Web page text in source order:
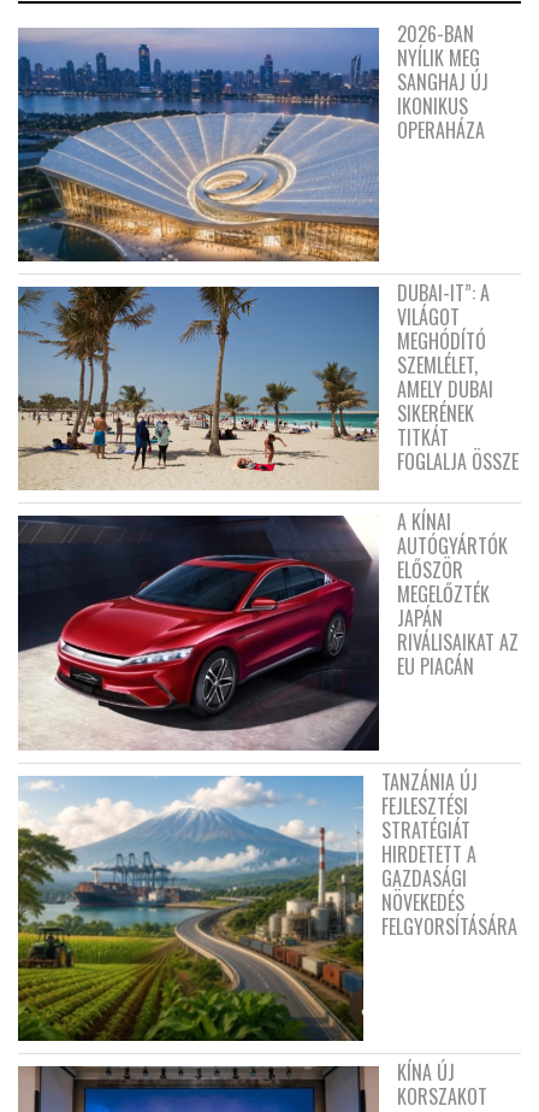
2026-BAN
NYÍLIK MEG
SANGHAJ ÚJ
IKONIKUS
OPERAHÁZA
DUBAI-IT”: A
VILÁGOT
MEGHÓDÍTÓ
SZEMLÉLET,
AMELY DUBAI
SIKERÉNEK
TITKÁT
FOGLALJA ÖSSZE
A KÍNAI
AUTÓGYÁRTÓK
ELŐSZÖR
MEGELŐZTÉK
JAPÁN
RIVÁLISAIKAT AZ
EU PIACÁN
TANZÁNIA ÚJ
FEJLESZTÉSI
STRATÉGIÁT
HIRDETETT A
GAZDASÁGI
NÖVEKEDÉS
FELGYORSÍTÁSÁRA
KÍNA ÚJ
KORSZAKOT